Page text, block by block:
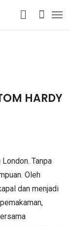
HARDY
Tanpa
Oleh
dan menjadi